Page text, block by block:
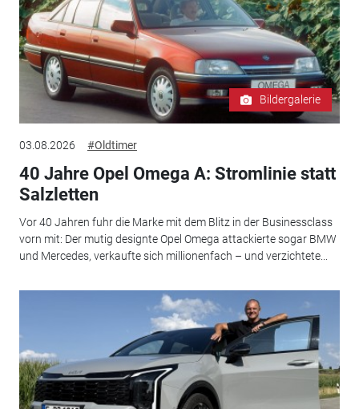
Bildergalerie
03.08.2026 #Oldtimer
40 Jahre Opel Omega A: Stromlinie statt
Salzletten
Vor 40 Jahren fuhr die Marke mit dem Blitz in der Businessclass
vorn mit: Der mutig designte Opel Omega attackierte sogar BMW
und Mercedes, verkaufte sich millionenfach – und verzichtete...